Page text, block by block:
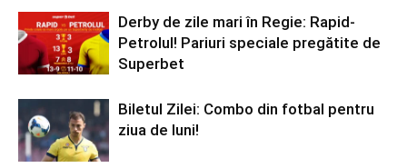
Derby de zile mari în Regie: Rapid-
Petrolul! Pariuri speciale pregătite de
Superbet
Biletul Zilei: Combo din fotbal pentru
ziua de luni!